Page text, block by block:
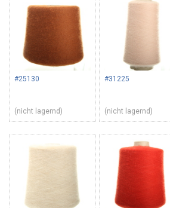
#25130
(nicht lagernd)
#31225
(nicht lagernd)